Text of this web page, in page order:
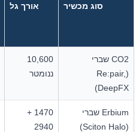
סוג מכשיר אורך גל
CO2 שברי
(Re:pair,
DeepFX)
10,600
ננומטר
Erbium שברי
(Sciton Halo)
1470 +
2940